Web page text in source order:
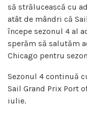
să strălucească cu
atât de mândri că
începe sezonul 4 al
sperăm să salutăm
Chicago pentru
Sezonul 4 continuă
Sail Grand Prix Port
iulie.